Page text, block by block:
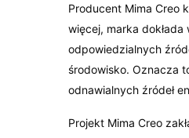
Producent Mima Creo
więcej, marka
odpowiedzialnych
środowisko. Oznacza
odnawialnych źródeł
Projekt Mima Creo